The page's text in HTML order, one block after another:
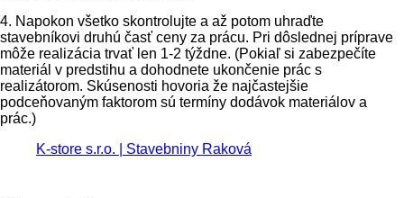
4. Napokon všetko skontrolujte a až potom uhraďte
stavebníkovi druhú časť ceny za prácu. Pri dôslednej príprave
môže realizácia trvať len 1-2 týždne. (Pokiaľ si zabezpečíte
materiál v predstihu a dohodnete ukončenie prác s
realizátorom. Skúsenosti hovoria že najčastejšie
podceňovaným faktorom sú termíny dodávok materiálov a
prác.)
K-store s.r.o. | Stavebniny Raková